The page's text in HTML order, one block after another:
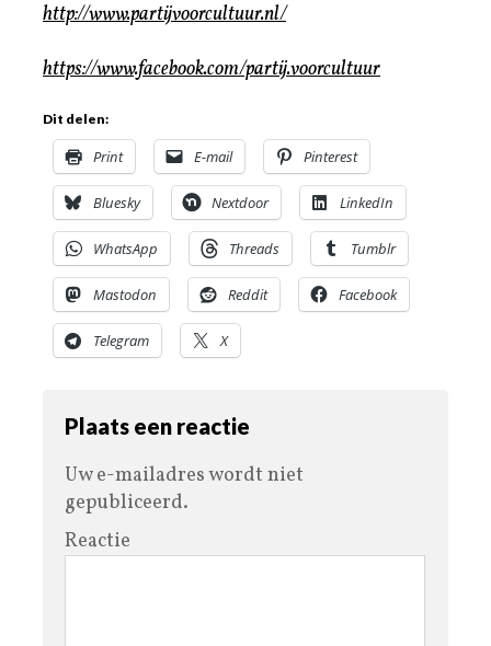
http://www.partijvoorcultuur.nl/
https://www.facebook.com/partij.voorcultuur
Dit delen:
Print E-mail Pinterest
Bluesky Nextdoor LinkedIn
WhatsApp Threads Tumblr
Mastodon Reddit Facebook
Telegram X
Plaats een reactie
Uw e-mailadres wordt niet
gepubliceerd.
Reactie